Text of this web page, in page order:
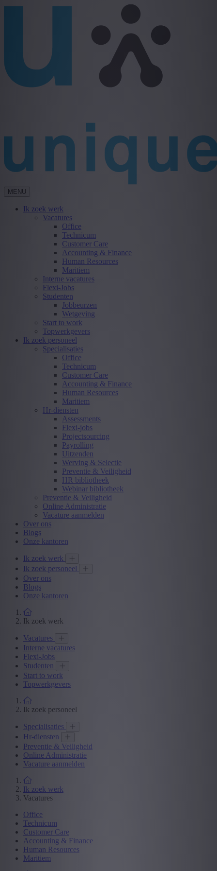
MENU
Ik zoek werk
Vacatures
Office
Technicum
Customer Care
Accounting & Finance
Human Resources
Maritiem
Interne vacatures
Flexi-Jobs
Studenten
Jobbeurzen
Wetgeving
Start to work
Topwerkgevers
Ik zoek personeel
Specialisaties
Office
Technicum
Customer Care
Accounting & Finance
Human Resources
Maritiem
Hr-diensten
Assessments
Flexi-jobs
Projectsourcing
Payrolling
Uitzenden
Werving & Selectie
Preventie & Veiligheid
HR bibliotheek
Webinar bibliotheek
Preventie & Veiligheid
Online Administratie
Vacature aanmelden
Over ons
Blogs
Onze kantoren
Ik zoek werk
Ik zoek personeel
Over ons
Blogs
Onze kantoren
Ik zoek werk
Vacatures
Interne vacatures
Flexi-Jobs
Studenten
Start to work
Topwerkgevers
Ik zoek personeel
Specialisaties
Hr-diensten
Preventie & Veiligheid
Online Administratie
Vacature aanmelden
Ik zoek werk
Vacatures
Office
Technicum
Customer Care
Accounting & Finance
Human Resources
Maritiem